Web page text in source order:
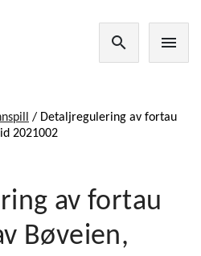
search menu
/ Detaljregulering av fortau
2021002
av fortau
Bøveien,